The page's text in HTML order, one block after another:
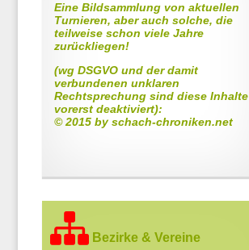
Eine Bildsammlung von aktuellen
Turnieren, aber auch solche, die
teilweise schon viele Jahre
zurückliegen!
(wg DSGVO und der damit
verbundenen unklaren
Rechtsprechung sind diese Inhalte
vorerst deaktiviert):
© 2015 byschach-chroniken.net
Bezirke & Vereine